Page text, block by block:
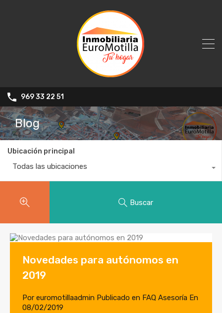
969 33 22 51
Blog
Ubicación principal
Todas las ubicaciones
Buscar
Novedades para autónomos en
2019
Por euromotillaadmin Publicado en FAQ Asesoría En
08/02/2019